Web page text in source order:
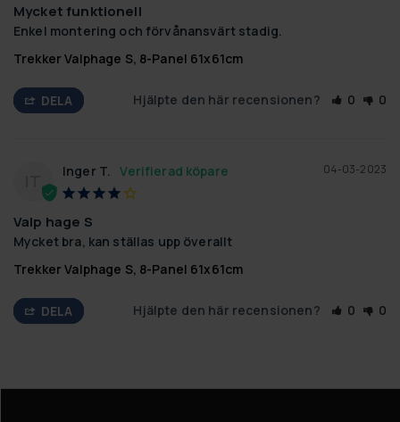
Mycket funktionell
Enkel montering och förvånansvärt stadig.
Trekker Valphage S, 8-Panel 61x61cm
DELA Hjälpte den här recensionen? 0 0
04-03-2023
Inger T.
Valp hage S
Mycket bra, kan ställas upp överallt
Trekker Valphage S, 8-Panel 61x61cm
DELA Hjälpte den här recensionen? 0 0